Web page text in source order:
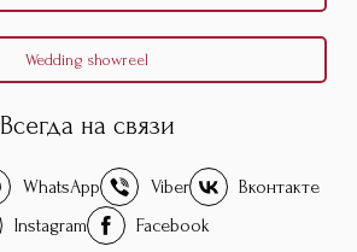
Wedding showreel
Всегда на связи
WhatsApp Viber
Вконтакте
Instagram
Facebook